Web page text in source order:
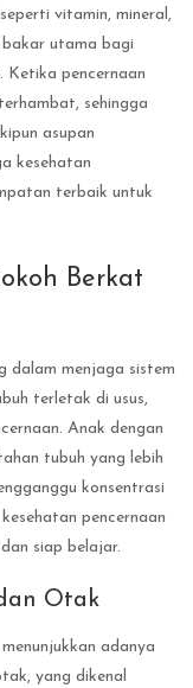
vitamin, mineral,
utama bagi
Ketika pencernaan
sehingga
asupan
kesehatan
terbaik untuk
Berkat
dalam menjaga sistem
terletak di usus,
Anak dengan
tubuh yang lebih
konsentrasi
pencernaan
siap belajar.
Otak
adanya
yang dikenal